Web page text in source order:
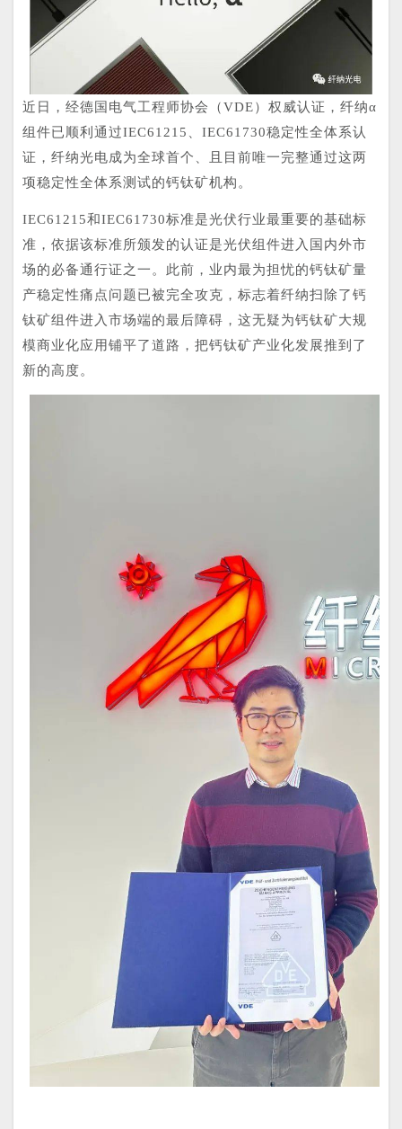
近日，经德国电气工程师协会（VDE） 权威认证， 纤纳α
组件已顺利通过IEC61215、IEC61730稳定性全体系认
证，纤纳光电成为全球首个、且目前唯一完整通过这两
项稳定性全体系测试的钙钛矿机构。
IEC61215和IEC61730标准是光伏行业最重要的基础标
准，依据该标准所颁发的认证是光伏组件进入国内外市
场的必备通行证之一。 此前，业内最为担忧的钙钛矿量
产稳定性痛点问题已被完全攻克， 标志着纤纳扫 除了钙
钛矿组件进入市场端的最后障碍， 这无疑为钙钛矿大规
模商业化应用铺平了道路，把钙钛矿产业化发展推到了
新的高度。